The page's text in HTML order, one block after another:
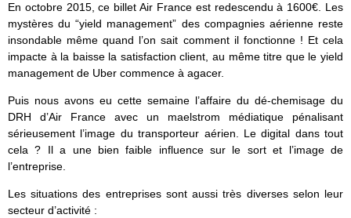
En octobre 2015, ce billet Air France est redescendu à 1600€. Les
mystères du “yield management” des compagnies aérienne reste
insondable même quand l’on sait comment il fonctionne ! Et cela
impacte à la baisse la satisfaction client, au même titre que le yield
management de Uber commence à agacer.
Puis nous avons eu cette semaine l’affaire du dé-chemisage du
DRH d’Air France avec un maelstrom médiatique pénalisant
sérieusement l’image du transporteur aérien. Le digital dans tout
cela ? Il a une bien faible influence sur le sort et l’image de
l’entreprise.
Les situations des entreprises sont aussi très diverses selon leur
secteur d’activité :